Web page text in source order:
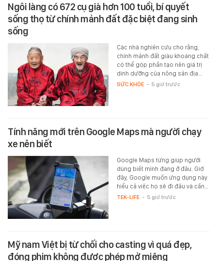
Ngôi làng có 672 cụ già hơn 100 tuổi, bí quyết
sống thọ từ chính mảnh đất đặc biệt đang sinh
sống
Các nhà nghiên cứu cho rằng,
chính mảnh đất giàu khoáng chất
có thể góp phần tạo nên giá trị
dinh dưỡng của nông sản địa…
SỨC KHỎE - 5 giờ trước
Tính năng mới trên Google Maps mà người chạy
xe nên biết
Google Maps từng giúp người
dùng biết mình đang ở đâu. Giờ
đây, Google muốn ứng dụng này
hiểu cả việc họ sẽ đi đâu và cần…
TEK-LIFE - 5 giờ trước
Mỹ nam Việt bị từ chối cho casting vì quá đẹp,
đóng phim không được phép mở miệng